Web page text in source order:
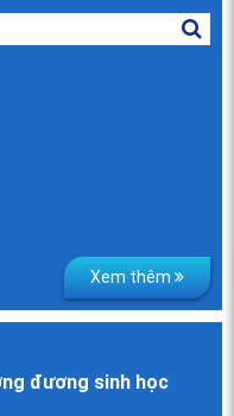
Xem thêm
đương sinh học